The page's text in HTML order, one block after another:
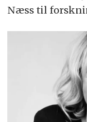
Næss til